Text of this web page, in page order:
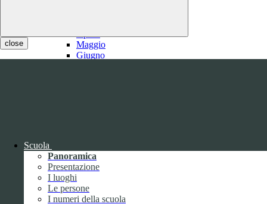
close
Scuola
Panoramica
Presentazione
I luoghi
Le persone
I numeri della scuola
Maggio
Giugno